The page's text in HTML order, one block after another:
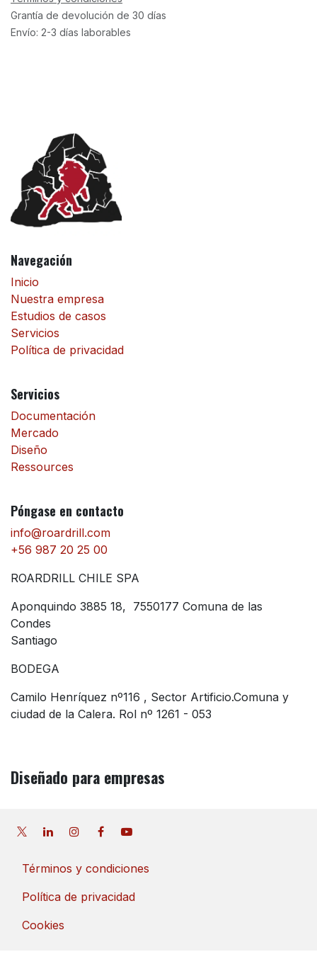
Grantía de devolución de 30 días
Envío: 2-3 días laborables
Navegación
Inicio
Nuestra empresa
Estudios de casos
Servicios
Política de privacidad
Servicios
Documentación
Mercado
Diseño
Ressources
Póngase en contacto
info@roardrill.com
+56 987 20 25 00
ROARDRILL CHILE SPA
Aponquindo 3885 18, 7550177 Comuna de las
Condes
Santiago
BODEGA
Camilo Henríquez nº116 , Sector Artificio.Comuna y
ciudad de la Calera. Rol nº 1261 - 053
Diseñado para empresas
Términos y condiciones
Política de privacidad
Cookies